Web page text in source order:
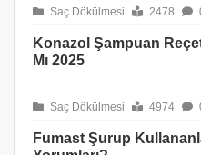
Saç Dökülmesi 2478
Konazol Şampuan
Mı 2025
Saç Dökülmesi 4974
Fumast Şurup